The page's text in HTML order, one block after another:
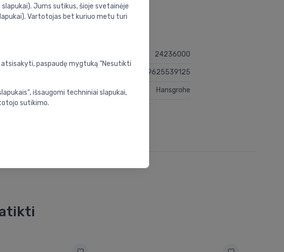
24236000
4059625539125
Hansgrohe
Jums sutikus, šioje svetainėje
Vartotojas bet kuriuo metu turi
paspaudę mygtuką "Nesutikti
išsaugomi techniniai slapukai,
sutikimo.